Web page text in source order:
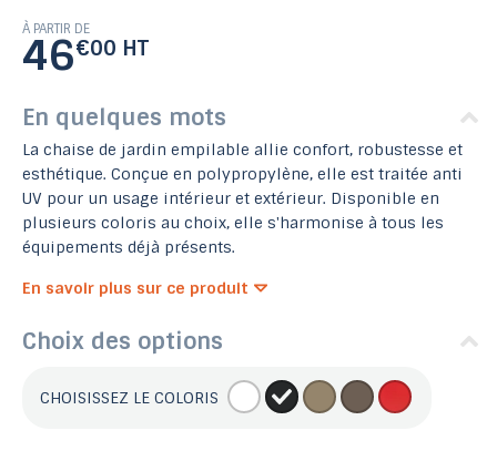
À PARTIR DE
46€00 HT
En quelques mots
La chaise de jardin empilable allie confort, robustesse et
esthétique. Conçue en polypropylène, elle est traitée anti
UV pour un usage intérieur et extérieur. Disponible en
plusieurs coloris au choix, elle s'harmonise à tous les
équipements déjà présents.
En savoir plus sur ce produit
Choix des options
CHOISISSEZ LE COLORIS